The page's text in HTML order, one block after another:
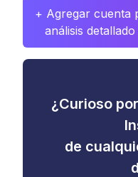
+ Agregar cuenta
análisis
¿Curioso
de